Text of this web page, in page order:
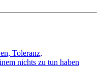
Toleranz,
nichts zu tun haben